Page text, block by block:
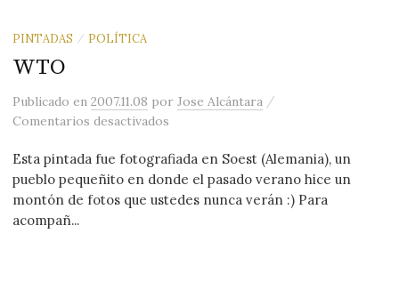
PINTADAS / POLÍTICA
WTO
Publicadoen2007.11.08 porJose Alcántara /
Comentarios desactivados
Esta pintada fue fotografiada en Soest (Alemania), un
pueblo pequeñito en donde el pasado verano hice un
montón de fotos que ustedes nunca verán :) Para
acompañ...